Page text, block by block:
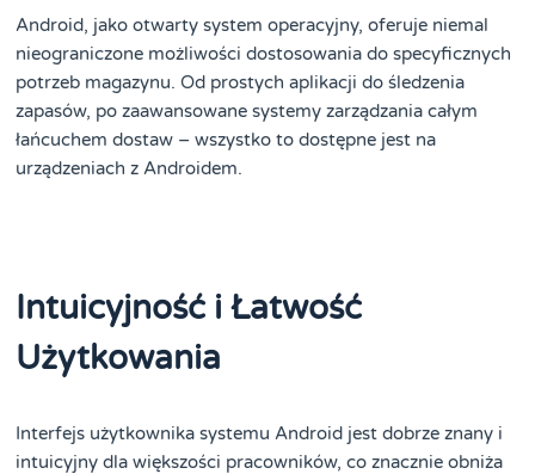
Android, jako otwarty system operacyjny, oferuje niemal
nieograniczone możliwości dostosowania do specyficznych
potrzeb magazynu. Od prostych aplikacji do śledzenia
zapasów, po zaawansowane systemy zarządzania całym
łańcuchem dostaw – wszystko to dostępne jest na
urządzeniach z Androidem.
Intuicyjność i Łatwość
Użytkowania
Interfejs użytkownika systemu Android jest dobrze znany i
intuicyjny dla większości pracowników, co znacznie obniża